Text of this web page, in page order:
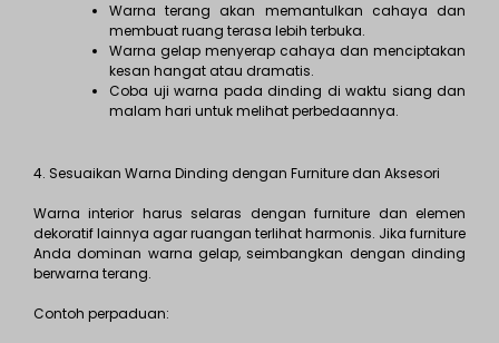
Warna terang akan memantulkan cahaya dan
membuat ruang terasa lebih terbuka.
Warna gelap menyerap cahaya dan menciptakan
kesan hangat atau dramatis.
Coba uji warna pada dinding di waktu siang dan
malam hari untuk melihat perbedaannya.
4. Sesuaikan Warna Dinding dengan Furniture dan Aksesori
Warna interior harus selaras dengan furniture dan elemen
dekoratif lainnya agar ruangan terlihat harmonis. Jika furniture
Anda dominan warna gelap, seimbangkan dengan dinding
berwarna terang.
Contoh perpaduan: